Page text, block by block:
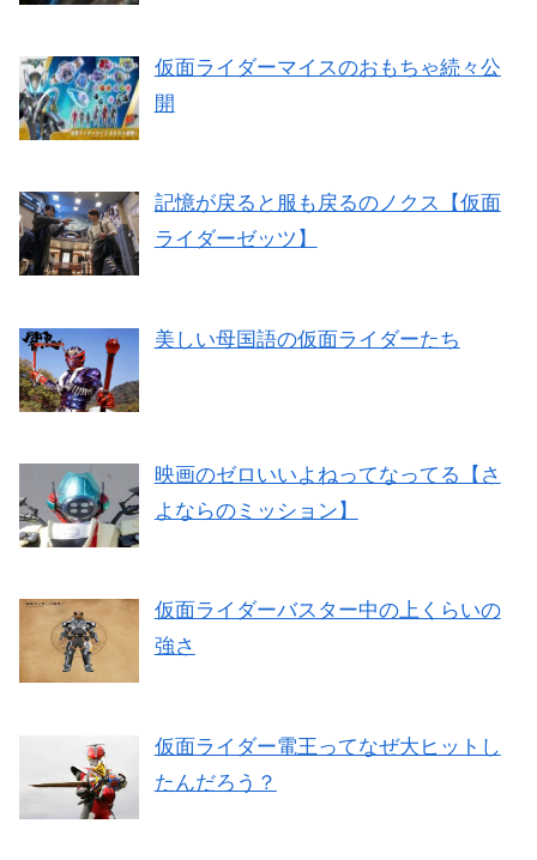
仮面ライダーマイスのおもちゃ続々公
開
記憶が戻ると服も戻るのノクス【仮面
ライダーゼッツ】
美しい母国語の仮面ライダーたち
映画のゼロいいよねってなってる【さ
よならのミッション】
仮面ライダーバスター中の上くらいの
強さ
仮面ライダー電王ってなぜ大ヒットし
たんだろう？